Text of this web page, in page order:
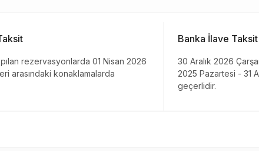
rezervasyonlarda 01 Nisan 2026
arasındaki konaklamalarda
Banka İlave Taksit
30 Aralık 2026
2025 Pazartesi - 31
geçerlidir.